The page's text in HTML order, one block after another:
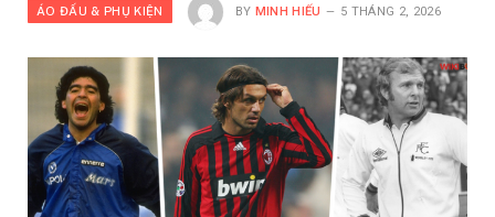
ÁO ĐẤU & PHỤ KIỆN BY MINH HIẾU 5 THÁNG 2, 2026